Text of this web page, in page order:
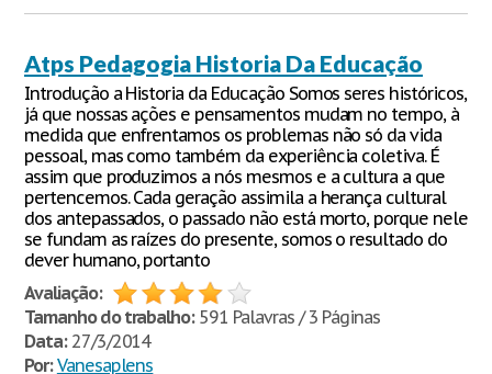
Atps Pedagogia Historia Da Educação
Introdução a Historia da Educação Somos seres históricos,
já que nossas ações e pensamentos mudam no tempo, à
medida que enfrentamos os problemas não só da vida
pessoal, mas como também da experiência coletiva. É
assim que produzimos a nós mesmos e a cultura a que
pertencemos. Cada geração assimila a herança cultural
dos antepassados, o passado não está morto, porque nele
se fundam as raízes do presente, somos o resultado do
dever humano, portanto
Avaliação:
Tamanho do trabalho:591 Palavras / 3 Páginas
Data:27/3/2014
Por: Vanesaplens